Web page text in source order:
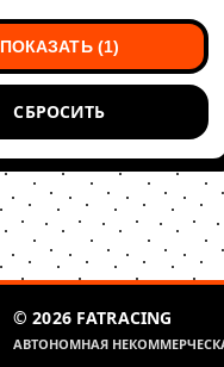
ПОКАЗАТЬ (1)
СБРОСИТЬ
© 2026 FATRACING
АВТОНОМНАЯ